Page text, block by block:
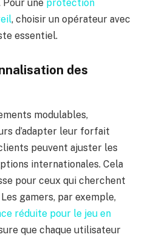
une protection
, choisir un opérateur avec
essentiel.
des
modulables,
d’adapter leur forfait
peuvent ajuster les
internationales. Cela
pour ceux qui cherchent
gamers, par exemple,
réduite pour le jeu en
que chaque utilisateur